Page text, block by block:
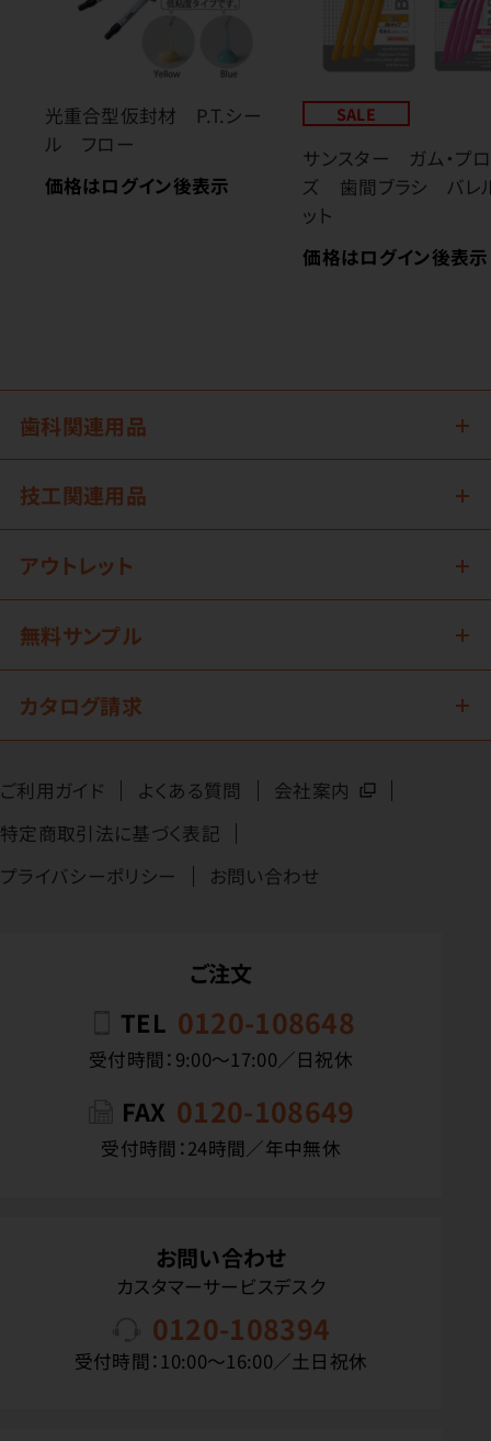
光重合型仮封材 P.T.シー
ル フロー
価格はログイン後表示
SALE
サンスター ガム・プロ
ズ 歯間ブラシ バレ
ット
価格はログイン後表示
歯科関連用品
技工関連用品
アウトレット
無料サンプル
カタログ請求
ご利用ガイド よくある質問
会社案内
特定商取引法に基づく表記
プライバシーポリシー
お問い合わせ
ご注文
TEL 0120-108648
受付時間：9:00〜17:00／日祝休
FAX 0120-108649
受付時間：24時間／年中無休
お問い合わせ
カスタマーサービスデスク
0120-108394
受付時間：10:00〜16:00／土日祝休